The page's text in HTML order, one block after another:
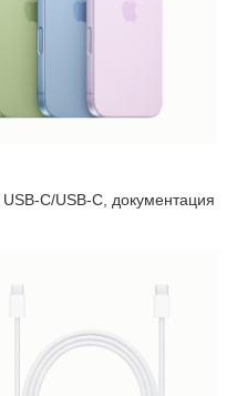
C/USB-C, документация